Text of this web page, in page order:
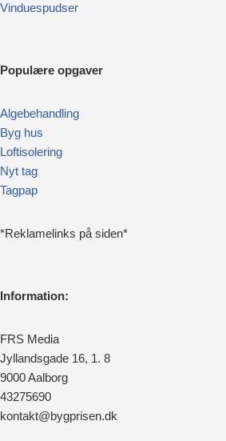
Vinduespudser
Populære opgaver
Algebehandling
Byg hus
Loftisolering
Nyt tag
Tagpap
*Reklamelinks på siden*
Information:
FRS Media
Jyllandsgade 16, 1. 8
9000 Aalborg
43275690
kontakt@bygprisen.dk